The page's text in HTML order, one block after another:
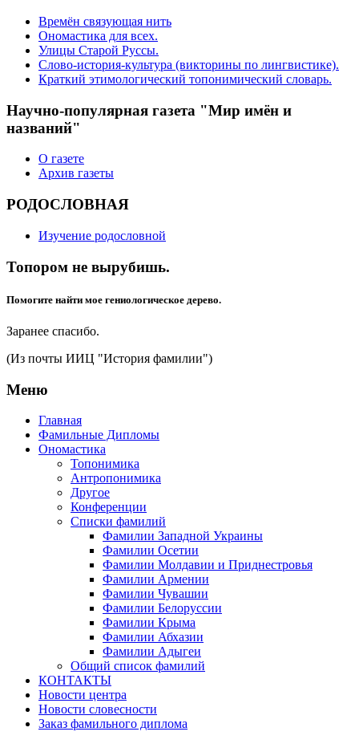
Времён связующая нить
Ономастика для всех.
Улицы Старой Руссы.
Слово-история-культура (викторины по лингвистике).
Краткий этимологический топонимический словарь.
Научно-популярная газета "Мир имён и
названий"
О газете
Архив газеты
РОДОСЛОВНАЯ
Изучение родословной
Топором не вырубишь.
Помогите найти мое гениологическое дерево.
Заранее спасибо.
(Из почты ИИЦ "История фамилии")
Меню
Главная
Фамильные Дипломы
Ономастика
Топонимика
Антропонимика
Другое
Конференции
Списки фамилий
Фамилии Западной Украины
Фамилии Осетии
Фамилии Молдавии и Приднестровья
Фамилии Армении
Фамилии Чувашии
Фамилии Белоруссии
Фамилии Крыма
Фамилии Абхазии
Фамилии Адыгеи
Общий список фамилий
КОНТАКТЫ
Новости центра
Новости словесности
Заказ фамильного диплома